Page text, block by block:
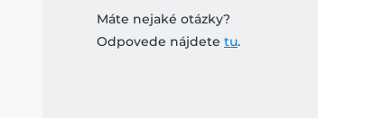
Máte nejaké otázky?
Odpovede nájdete tu.